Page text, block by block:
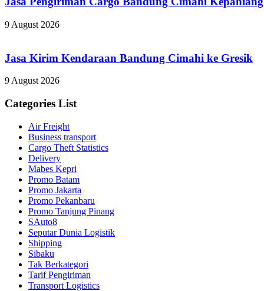
9 August 2026
Jasa Kirim Kendaraan Bandung Cimahi ke Gresik
9 August 2026
Categories List
Air Freight
Business transport
Cargo Theft Statistics
Delivery
Mabes Kepri
Promo Batam
Promo Jakarta
Promo Pekanbaru
Promo Tanjung Pinang
SAuto8
Seputar Dunia Logistik
Shipping
Sibaku
Tak Berkategori
Tarif Pengiriman
Transport Logistics